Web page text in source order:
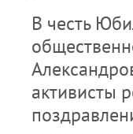
В честь
активисты